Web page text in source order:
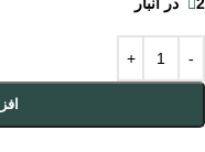
2 در انبار